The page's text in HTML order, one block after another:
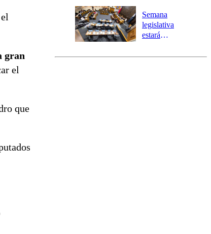
gran
el
que
Preventiva en
tres comunas
Semana
legislativa
estará
el fin de la